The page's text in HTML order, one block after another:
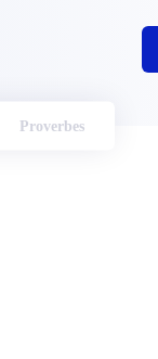
Proverbes